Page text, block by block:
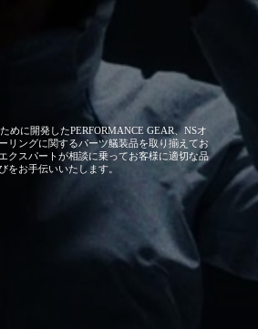
めに開発したPERFORMANCE GEAR、NSオ
リングに関するパーツ艤装品を取り揃えてお
クスパートが相談に乗ってお客様に適切な品
をお手伝いいたします。